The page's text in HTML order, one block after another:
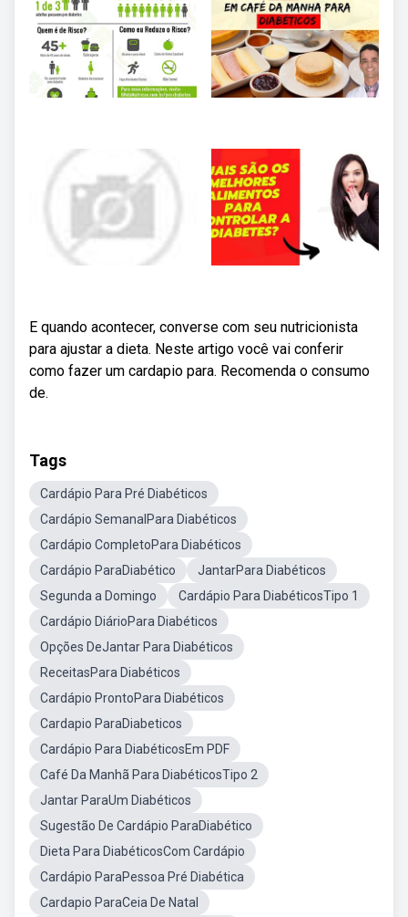
E quando acontecer, converse com seu nutricionista
para ajustar a dieta. Neste artigo você vai conferir
como fazer um cardapio para. Recomenda o consumo
de.
Tags
Cardápio Para Pré Diabéticos
Cardápio SemanalPara Diabéticos
Cardápio CompletoPara Diabéticos
Cardápio ParaDiabético
JantarPara Diabéticos
Segunda a Domingo
Cardápio Para DiabéticosTipo 1
Cardápio DiárioPara Diabéticos
Opções DeJantar Para Diabéticos
ReceitasPara Diabéticos
Cardápio ProntoPara Diabéticos
Cardapio ParaDiabeticos
Cardápio Para DiabéticosEm PDF
Café Da Manhã Para DiabéticosTipo 2
Jantar ParaUm Diabéticos
Sugestão De Cardápio ParaDiabético
Dieta Para DiabéticosCom Cardápio
Cardápio ParaPessoa Pré Diabética
Cardapio ParaCeia De Natal